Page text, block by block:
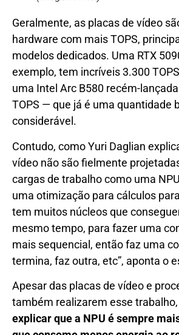
Geralmente, as placas de vídeo
hardware com mais TOPS,
modelos dedicados. Uma RTX
exemplo, tem incríveis 3.300
uma Intel Arc B580 recém-
TOPS — que já é uma quantidade
considerável.
Contudo, como Yuri Daglian
vídeo não são fielmente
cargas de trabalho como uma
uma otimização para cálculos
tem muitos núcleos que
mesmo tempo, para fazer uma
mais sequencial, então faz uma
termina, faz outra, etc”, aponta o
Apesar das placas de vídeo e
também realizarem esse trabalho,
explicar que a NPU é sempre